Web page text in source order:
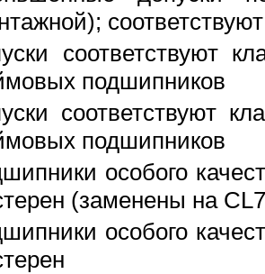
соответствуют
подшипников
соответствуют
подшипников
особого
(заменены на
особого